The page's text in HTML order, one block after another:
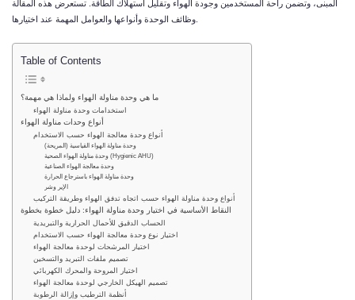
المبنى، وتضمن راحة المستخدمين وجودة الهواء وتقليل استهلاك الطاقة. تستعرض هذه المقالة
Table of Contents
ما هي وحدة مناولة الهواء ولماذا هي مهمة؟
استخدامات وحدة مناولة الهواء
أنواع وحدات مناولة الهواء
أنواع وحدة معالجة الهواء حسب الاستخدام
وحدة مناولة الهواء القياسية (المريحة)
وحدة مناولة الهواء الصحية (Hygienic AHU)
وحدة معالجة الهواء الصناعية
وحدة مناولة الهواء باسترجاع الحرارة
الإير وشر
أنواع وحدة مناولة الهواء حسب اتجاه تدفق الهواء وطريقة التركيب
النقاط الأساسية في اختيار وحدة مناولة الهواء: دليل خطوة بخطوة
الحساب الدقيق للأحمال الحرارية والتبريدية
اختيار نوع وحدة معالجة الهواء حسب الاستخدام
اختيار المرشحات لوحدة معالجة الهواء
تصميم ملفات التبريد والتسخين
اختيار المروحة والمحرك الكهربائي
تصميم الهيكل الخارجي لوحدة معالجة الهواء
أنظمة الترطيب وإزالة الرطوبة